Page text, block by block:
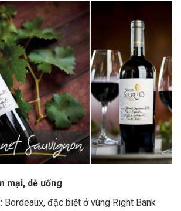
mại, dễ uống
Bordeaux, đặc biệt ở vùng Right Bank